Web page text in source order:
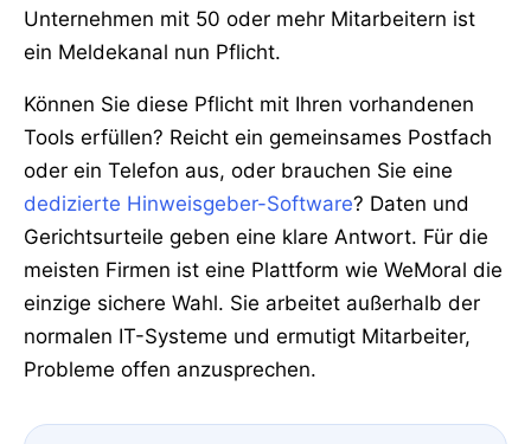
Unternehmen mit 50 oder mehr Mitarbeitern ist
ein Meldekanal nun Pflicht.
Können Sie diese Pflicht mit Ihren vorhandenen
Tools erfüllen? Reicht ein gemeinsames Postfach
oder ein Telefon aus, oder brauchen Sie eine
dedizierte Hinweisgeber-Software? Daten und
Gerichtsurteile geben eine klare Antwort. Für die
meisten Firmen ist eine Plattform wie WeMoral die
einzige sichere Wahl. Sie arbeitet außerhalb der
normalen IT-Systeme und ermutigt Mitarbeiter,
Probleme offen anzusprechen.